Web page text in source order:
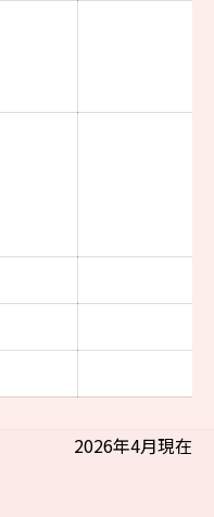
2026年4月現在